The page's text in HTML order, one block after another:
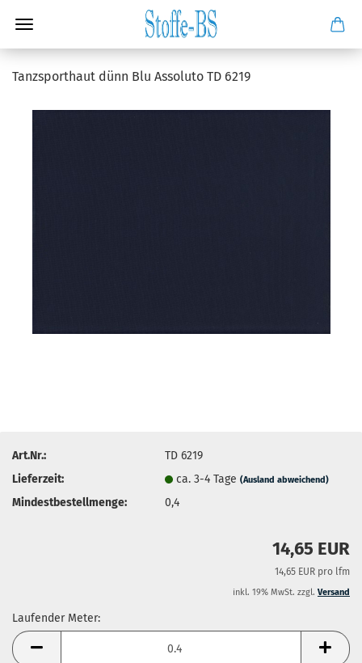
Tanzsporthaut dünn Blu Assoluto TD 6219
Art.Nr.:
TD 6219
Lieferzeit:
ca. 3-4 Tage(Ausland abweichend)
Mindestbestellmenge: 0,4
14,65 EUR
14,65 EUR pro lfm
inkl. 19% MwSt. zzgl. Versand
Laufender Meter:
Laufender
Meter